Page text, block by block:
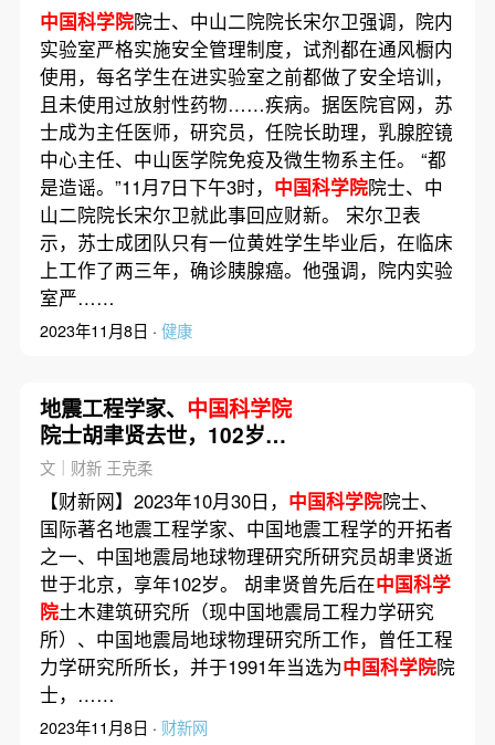
中国科学院院士、中山二院院长宋尔卫强调，院内
实验室严格实施安全管理制度，试剂都在通风橱内
使用，每名学生在进实验室之前都做了安全培训，
且未使用过放射性药物……疾病。据医院官网，苏
士成为主任医师，研究员，任院长助理，乳腺腔镜
中心主任、中山医学院免疫及微生物系主任。 “都
是造谣。”11月7日下午3时， 中国科学院院士、中
山二院院长宋尔卫就此事回应财新。 宋尔卫表
示，苏士成团队只有一位黄姓学生毕业后，在临床
上工作了两三年，确诊胰腺癌。他强调，院内实验
室严……
2023年11月8日 · 健康
地震工程学家、 中国科学院
院士胡聿贤去世，102岁｜
讣闻
文｜财新 王克柔
【财新网】2023年10月30日， 中国科学院院士、
国际著名地震工程学家、中国地震工程学的开拓者
之一、中国地震局地球物理研究所研究员胡聿贤逝
世于北京，享年102岁。 胡聿贤曾先后在中国科学
院土木建筑研究所（现中国地震局工程力学研究
所）、中国地震局地球物理研究所工作，曾任工程
力学研究所所长，并于1991年当选为中国科学院院
士，……
2023年11月8日 · 财新网